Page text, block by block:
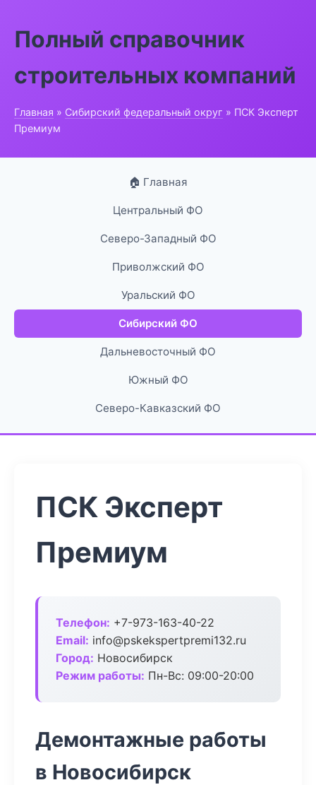
Полный справочник
строительных компаний
Главная » Сибирский федеральный округ » ПСК Эксперт
Премиум
🏠 Главная
Центральный ФО
Северо-Западный ФО
Приволжский ФО
Уральский ФО
Сибирский ФО
Дальневосточный ФО
Южный ФО
Северо-Кавказский ФО
ПСК Эксперт
Премиум
Телефон: +7-973-163-40-22
Email: info@pskekspertpremi132.ru
Город: Новосибирск
Режим работы: Пн-Вс: 09:00-20:00
Демонтажные работы
в Новосибирск